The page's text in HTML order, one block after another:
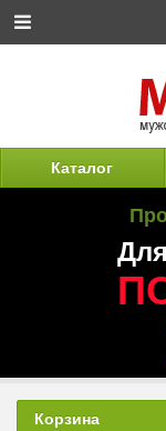
Каталог
Корзина